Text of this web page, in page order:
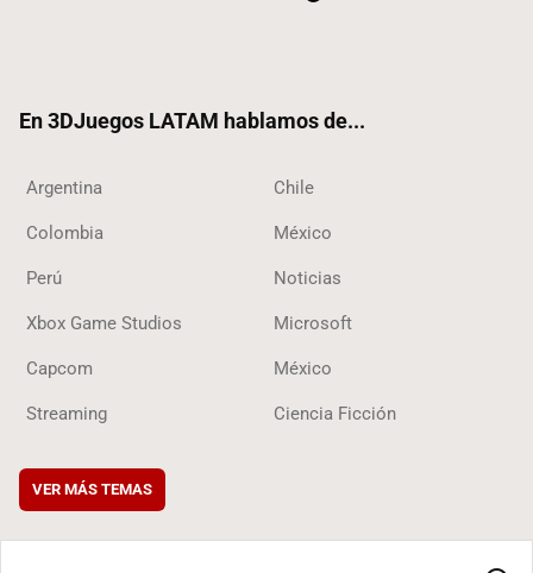
En 3DJuegos LATAM hablamos de...
Argentina Chile
Colombia México
Perú Noticias
Xbox Game Studios Microsoft
Capcom México
Streaming Ciencia Ficción
VER MÁS TEMAS